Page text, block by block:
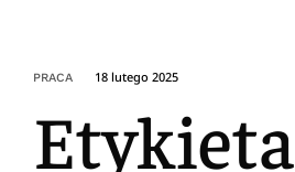
PRACA 18 lutego 2025